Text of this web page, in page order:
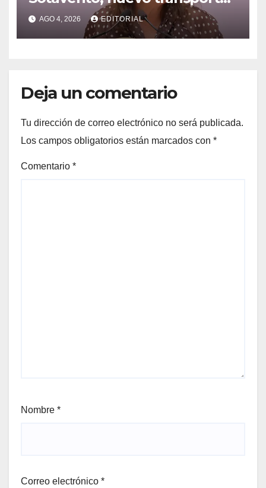
para Xalapa, Poza Rica y la
Cuenca: Gobernadora
AGO 4, 2026 EDITORIAL
Deja un comentario
Tu dirección de correo electrónico no será publicada.
Los campos obligatorios están marcados con *
Comentario *
Nombre *
Correo electrónico *